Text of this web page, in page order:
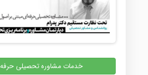
خدمات مشاوره تحصیلی